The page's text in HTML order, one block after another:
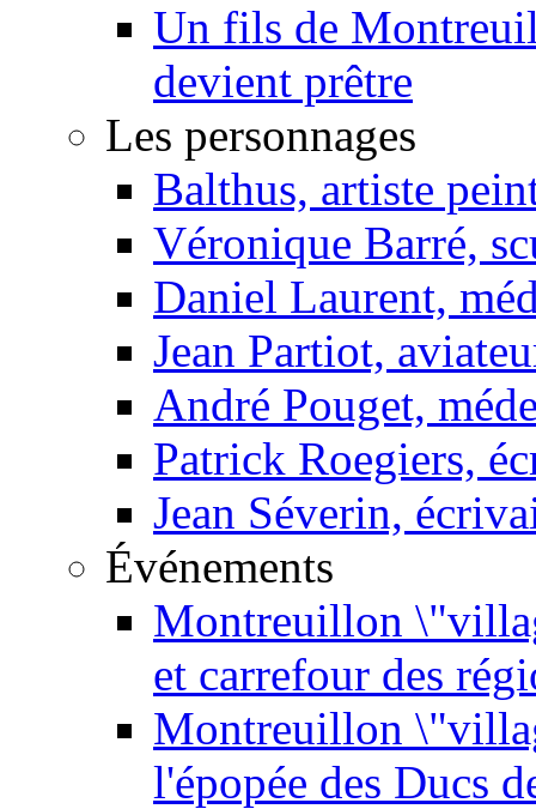
Un fils de
devient prêtre
Les personnages
Balthus, artiste
Véronique Barré,
Daniel Laurent,
Jean Partiot,
André Pouget,
Patrick Roegiers,
Jean Séverin,
Événements
Montreuillon
et carrefour des
Montreuillon
l'épopée des Ducs